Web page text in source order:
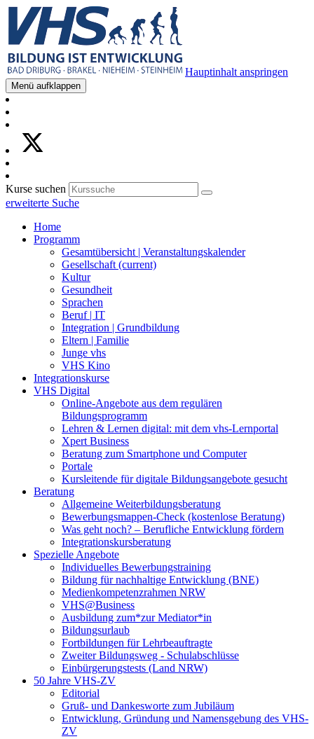
Hauptinhalt anspringen
Menü aufklappen
Kurse suchen
erweiterte Suche
Home
Programm
Gesamtübersicht | Veranstaltungskalender
Gesellschaft (current)
Kultur
Gesundheit
Sprachen
Beruf | IT
Integration | Grundbildung
Eltern | Familie
Junge vhs
VHS Kino
Integrationskurse
VHS Digital
Online-Angebote aus dem regulären
Bildungsprogramm
Lehren & Lernen digital: mit dem vhs-Lernportal
Xpert Business
Beratung zum Smartphone und Computer
Portale
Kursleitende für digitale Bildungsangebote gesucht
Beratung
Allgemeine Weiterbildungsberatung
Bewerbungsmappen-Check (kostenlose Beratung)
Was geht noch? – Berufliche Entwicklung fördern
Integrationskursberatung
Spezielle Angebote
Individuelles Bewerbungstraining
Bildung für nachhaltige Entwicklung (BNE)
Medienkompetenzrahmen NRW
VHS@Business
Ausbildung zum*zur Mediator*in
Bildungsurlaub
Fortbildungen für Lehrbeauftragte
Zweiter Bildungsweg - Schulabschlüsse
Einbürgerungstests (Land NRW)
50 Jahre VHS-ZV
Editorial
Gruß- und Dankesworte zum Jubiläum
Entwicklung, Gründung und Namensgebung des VHS-
ZV